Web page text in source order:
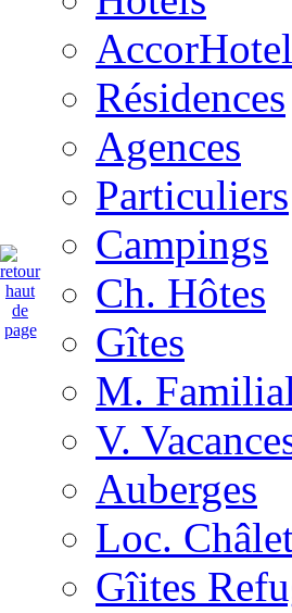
AccorHotel
Résidences
Agences
Particuliers
Campings
Ch. Hôtes
Gîtes
M.
V.
Auberges
Loc.
Gîites